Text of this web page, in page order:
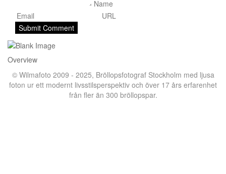
Overview
© Wilmafoto 2009 - 2025, Bröllopsfotograf Stockholm med ljusa
foton ur ett modernt livsstilsperspektiv och över 17 års erfarenhet
från fler än 300 bröllopspar.